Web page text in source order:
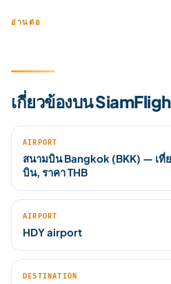
อ่านต่อ
เกี่ยวข้องบน
AIRPORT
สนามบิน Bangkok (BKK) — เที่
บิน, ราคา THB
AIRPORT
HDY airport
DESTINATION